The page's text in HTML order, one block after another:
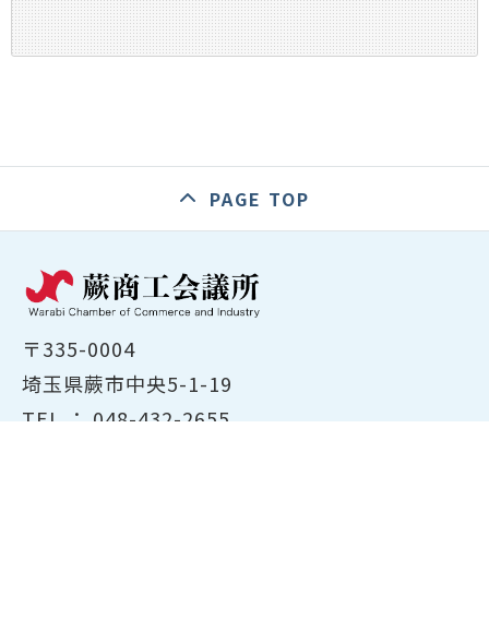
PAGE TOP
〒335-0004
埼玉県蕨市中央5-1-19
TEL ： 048-432-2655